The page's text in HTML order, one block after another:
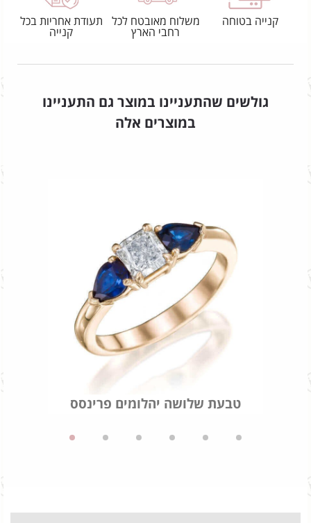
קנייה בטוחה
משלוח מאובטח לכל
רחבי הארץ
תעודת אחריות בכל
קנייה
גולשים שהתעניינו במוצר גם התעניינו
במוצרים אלה
טבעת שלושה יהלומים פרינסס